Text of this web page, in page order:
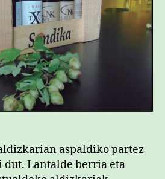
aspaldiko partez
dut. Lantalde berria eta